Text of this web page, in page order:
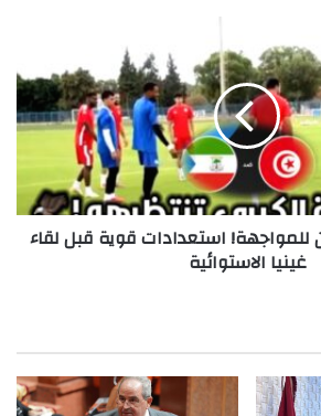
استعدادات قوية قبل لقاء
غينيا الاستوائية